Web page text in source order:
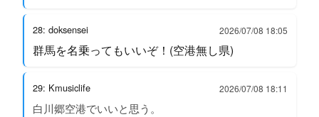
28: doksensei 2026/07/08 18:05
群馬を名乗ってもいいぞ！(空港無し県)
29: Kmusiclife 2026/07/08 18:11
白川郷空港でいいと思う。